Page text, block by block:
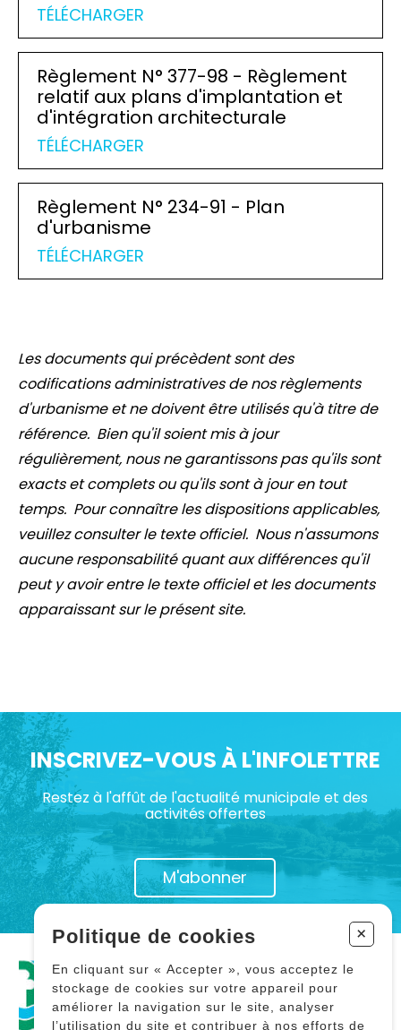
TÉLÉCHARGER
Règlement N° 377-98 - Règlement
relatif aux plans d'implantation et
d'intégration architecturale
TÉLÉCHARGER
Règlement N° 234-91 - Plan
d'urbanisme
TÉLÉCHARGER
Les documents qui précèdent sont des
codifications administratives de nos règlements
d'urbanisme et ne doivent être utilisés qu'à titre de
référence. Bien qu'il soient mis à jour
régulièrement, nous ne garantissons pas qu'ils sont
exacts et complets ou qu'ils sont à jour en tout
temps. Pour connaître les dispositions applicables,
veuillez consulter le texte officiel. Nous n'assumons
aucune responsabilité quant aux différences qu'il
peut y avoir entre le texte officiel et les documents
apparaissant sur le présent site.
INSCRIVEZ-VOUS À L'INFOLETTRE
Restez à l'affût de l'actualité municipale et des
activités offertes
M'abonner
Tous droits réservés 2026 © Municipalité de
Saint-Lambert-de-Lauzon
Politique de cookies +
En cliquant sur « Accepter », vous acceptez le
stockage de cookies sur votre appareil pour
améliorer la navigation sur le site, analyser
l’utilisation du site et contribuer à nos efforts de